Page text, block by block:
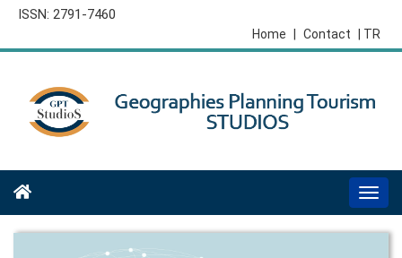
ISSN: 2791-7460
| TR
Contact
Home